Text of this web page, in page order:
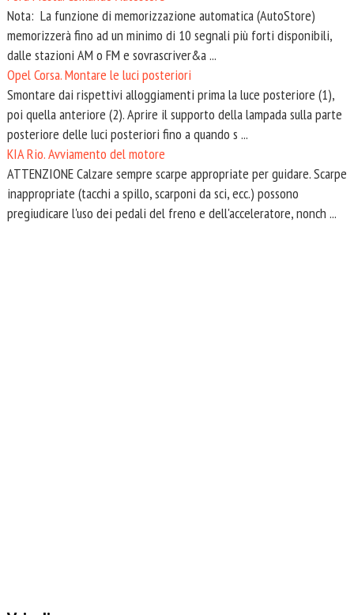
Nota: La funzione di memorizzazione automatica (AutoStore)
memorizzerà fino ad un minimo di 10 segnali più forti disponibili,
dalle stazioni AM o FM e sovrascriver&a ...
Opel Corsa. Montare le luci posteriori
Smontare dai rispettivi alloggiamenti prima la luce posteriore (1),
poi quella anteriore (2). Aprire il supporto della lampada sulla parte
posteriore delle luci posteriori fino a quando s ...
KIA Rio. Avviamento del motore
ATTENZIONE Calzare sempre scarpe appropriate per guidare. Scarpe
inappropriate (tacchi a spillo, scarponi da sci, ecc.) possono
pregiudicare l'uso dei pedali del freno e dell'acceleratore, nonch ...